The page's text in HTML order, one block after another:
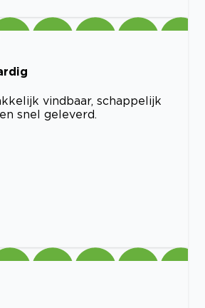
vindbaar, schappelijk
snel geleverd.